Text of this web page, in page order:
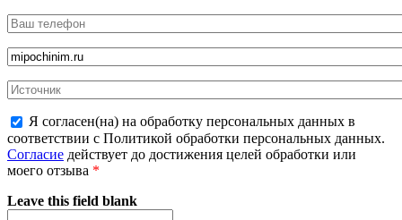
Я согласен(на) на обработку персональных данных в
соответствии с Политикой обработки персональных данных.
Согласие действует до достижения целей обработки или
моего отзыва *
Leave this field blank